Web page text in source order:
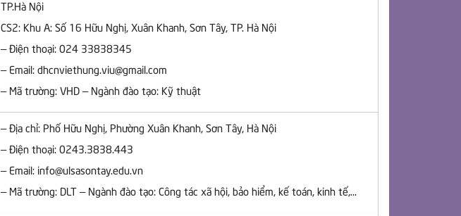
TP.Hà Nội
CS2: Khu A: Số 16 Hữu Nghị, Xuân Khanh, Sơn Tây, TP. Hà Nội
– Điện thoại: 024 33838345
– Email: dhcnviethung.viu@gmail.com
– Mã trường: VHD – Ngành đào tạo: Kỹ thuật
– Địa chỉ: Phố Hữu Nghị, Phường Xuân Khanh, Sơn Tây, Hà Nội
– Điện thoại: 0243.3838.443
– Email: info@ulsasontay.edu.vn
– Mã trường: DLT – Ngành đào tạo: Công tác xã hội, bảo hiểm, kế toán, kinh tế,…